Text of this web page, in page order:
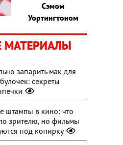
Сэмом
Уортингтоном
МАТЕРИАЛЫ
запарить мак для
секреты
штампы в кино: что
зрителю, но фильмы
под копирку